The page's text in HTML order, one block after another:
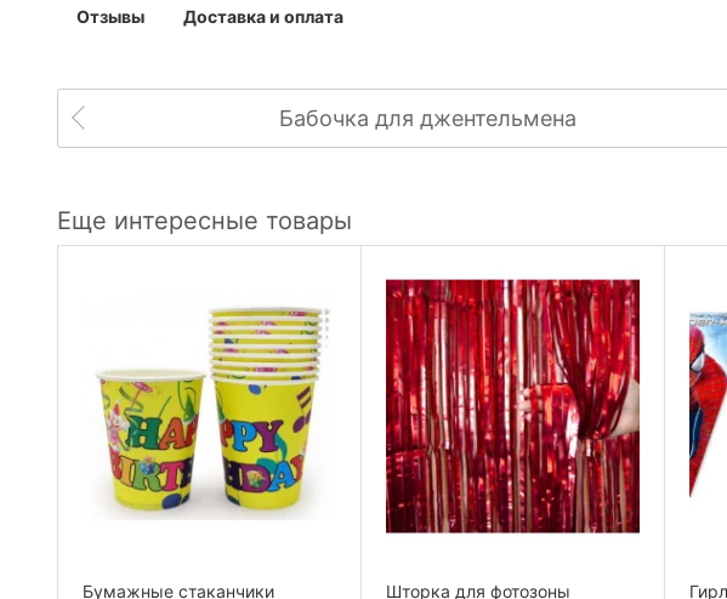
Отзывы Доставка и оплата
Бабочка для джентельмена
Еще интересные товары
Бумажные стаканчики
Шторка для фотозоны